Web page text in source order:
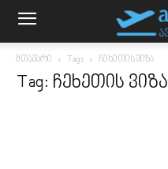
მთავარი Tags ჩეხეთის ვიზა
Tag: ჩეხეთის ვიზა